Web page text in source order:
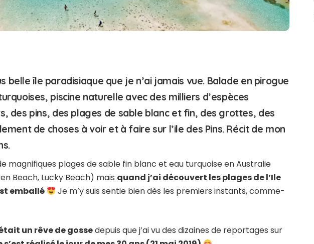
belle île paradisiaque que je n’ai jamais vue. Balade en pirogue
piscine naturelle avec des milliers d’espèces
des pins, des plages de sable blanc et fin, des grottes, des
de choses à voir et à faire sur l’ile des Pins. Récit de mon
magnifiques plages de sable fin blanc et eau turquoise en Australie
Beach, Lucky Beach) mais quand j’ai découvert les plages de l’Ile
emballé
Je m’y suis sentie bien dès les premiers instants, comme-
un rêve de gossedepuis que j’ai vu des dizaines de reportages sur